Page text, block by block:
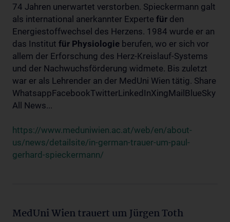
74 Jahren unerwartet verstorben. Spieckermann galt
als international anerkannter Experte für den
Energiestoffwechsel des Herzens. 1984 wurde er an
das Institut für Physiologie berufen, wo er sich vor
allem der Erforschung des Herz-Kreislauf-Systems
und der Nachwuchsförderung widmete. Bis zuletzt
war er als Lehrender an der MedUni Wien tätig. Share
WhatsappFacebookTwitterLinkedInXingMailBlueSky
All News...
https://www.meduniwien.ac.at/web/en/about-
us/news/detailsite/in-german-trauer-um-paul-
gerhard-spieckermann/
MedUni Wien trauert um Jürgen Toth